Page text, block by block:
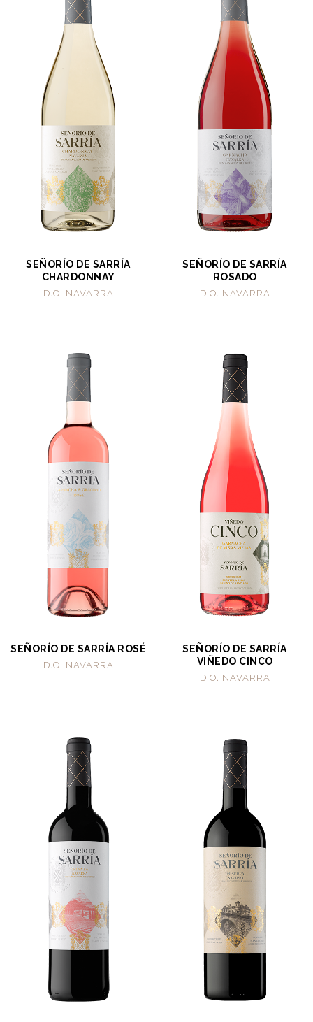
SEÑORÍO DE SARRÍA
CHARDONNAY
D.O. NAVARRA
SEÑORÍO DE SARRÍA
ROSADO
D.O. NAVARRA
SEÑORÍO DE SARRÍA ROSÉ
D.O. NAVARRA
SEÑORÍO DE SARRÍA
VIÑEDO CINCO
D.O. NAVARRA